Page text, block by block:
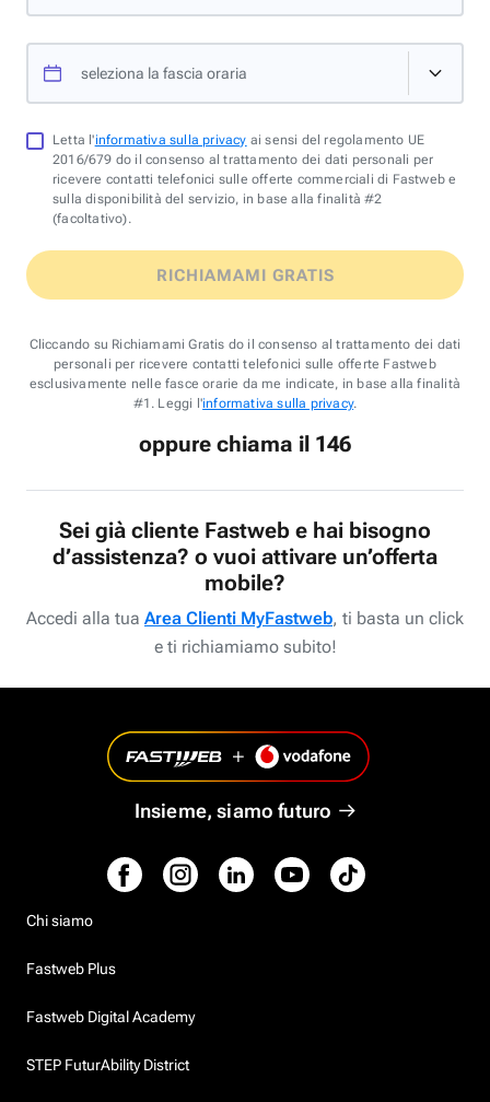
seleziona la fascia oraria
Letta l'informativa sulla privacy ai sensi del regolamento UE
2016/679 do il consenso al trattamento dei dati personali per
ricevere contatti telefonici sulle offerte commerciali di Fastweb e
sulla disponibilità del servizio, in base alla finalità #2
(facoltativo).
RICHIAMAMI GRATIS
Cliccando su Richiamami Gratis do il consenso al trattamento dei dati
personali per ricevere contatti telefonici sulle offerte Fastweb
esclusivamente nelle fasce orarie da me indicate, in base alla finalità
#1. Leggi l'informativa sulla privacy.
oppure chiama il 146
Sei già cliente Fastweb e hai bisogno
d’assistenza? o vuoi attivare un’offerta
mobile?
Accedi alla tua Area Clienti MyFastweb, ti basta un click
e ti richiamiamo subito!
Insieme, siamo futuro
Chi siamo
Fastweb Plus
Fastweb Digital Academy
STEP FuturAbility District